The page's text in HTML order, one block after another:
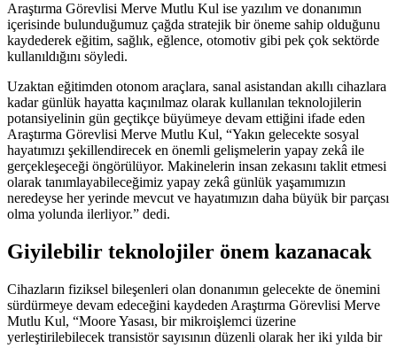
Araştırma Görevlisi Merve Mutlu Kul ise yazılım ve donanımın
içerisinde bulunduğumuz çağda stratejik bir öneme sahip olduğunu
kaydederek eğitim, sağlık, eğlence, otomotiv gibi pek çok sektörde
kullanıldığını söyledi.
Uzaktan eğitimden otonom araçlara, sanal asistandan akıllı cihazlara
kadar günlük hayatta kaçınılmaz olarak kullanılan teknolojilerin
potansiyelinin gün geçtikçe büyümeye devam ettiğini ifade eden
Araştırma Görevlisi Merve Mutlu Kul, “Yakın gelecekte sosyal
hayatımızı şekillendirecek en önemli gelişmelerin yapay zekâ ile
gerçekleşeceği öngörülüyor. Makinelerin insan zekasını taklit etmesi
olarak tanımlayabileceğimiz yapay zekâ günlük yaşamımızın
neredeyse her yerinde mevcut ve hayatımızın daha büyük bir parçası
olma yolunda ilerliyor.” dedi.
Giyilebilir teknolojiler önem kazanacak
Cihazların fiziksel bileşenleri olan donanımın gelecekte de önemini
sürdürmeye devam edeceğini kaydeden Araştırma Görevlisi Merve
Mutlu Kul, “Moore Yasası, bir mikroişlemci üzerine
yerleştirilebilecek transistör sayısının düzenli olarak her iki yılda bir